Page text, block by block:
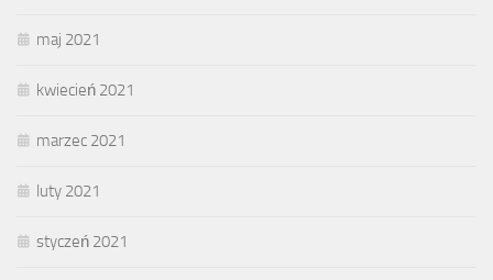
maj 2021
kwiecień 2021
marzec 2021
luty 2021
styczeń 2021